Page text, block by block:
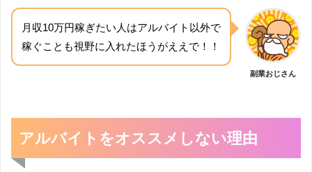
月収10万円稼ぎたい人はアルバイト以外で
稼ぐことも視野に入れたほうがええで！！
副業おじさん
アルバイトをオススメしない理由